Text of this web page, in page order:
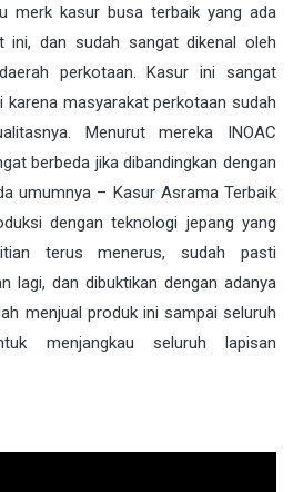
merk kasur busa terbaik yang ada
ini, dan sudah sangat dikenal oleh
perkotaan. Kasur ini sangat
karena masyarakat perkotaan sudah
Menurut mereka INOAC
berbeda jika dibandingkan dengan
umumnya – Kasur Asrama Terbaik
dengan teknologi jepang yang
terus menerus, sudah pasti
lagi, dan dibuktikan dengan adanya
menjual produk ini sampai seluruh
menjangkau seluruh lapisan